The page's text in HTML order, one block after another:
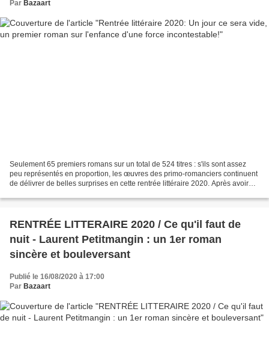
Par Bazaart
Seulement 65 premiers romans sur un total de 524 titres : s'ils sont assez
peu représentés en proportion, les œuvres des primo-romanciers continuent
de délivrer de belles surprises en cette rentrée littéraire 2020. Après avoir
RENTRÉE LITTERAIRE 2020 / Ce qu'il faut de
nuit - Laurent Petitmangin : un 1er roman
sincère et bouleversant
Publié le 16/08/2020 à 17:00
Par Bazaart